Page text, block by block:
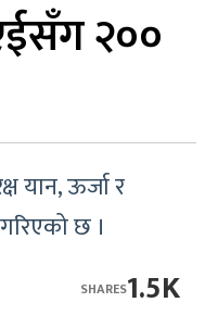
२००
यान, ऊर्जा र
छ ।
1.5K
SHARES